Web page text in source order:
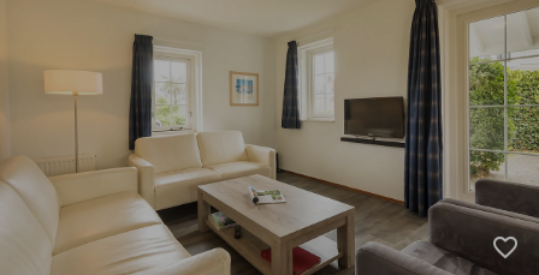
Ontdek 15.000+ deals
7 dagen per week beschikbaar
10+ miljoen leden
favorite_border